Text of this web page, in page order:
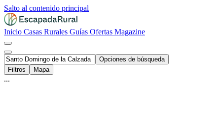
Salto al contenido principal
Inicio Casas Rurales Guías Ofertas Magazine
Opciones de búsqueda
Filtros
Mapa
...